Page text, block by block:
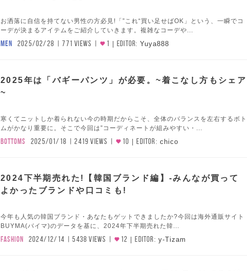
お洒落に自信を持てない男性の方必見!「”これ“買い足せばOK」という、一瞬でコ
ーデが決まるアイテムをご紹介していきます。複雑なコーデや...
MEN 2025/02/28 771 VIEWS 1 EDITOR: Yuya888
2025年は「バギーパンツ」が必要。~着こなし方もシェア
~
寒くてニットしか着られない今の時期だからこそ、全体のバランスを左右するボト
ムがかなり重要に。そこで今回は”コーディネートが組みやすい・...
BOTTOMS 2025/01/18 2419 VIEWS 10 EDITOR: chico
2024下半期売れた!【韓国ブランド編】-みんなが買って
よかったブランドや口コミも!
今年も人気の韓国ブランド・あなたもゲットできましたか?今回は海外通販サイト
BUYMA(バイマ)のデータを基に、2024年下半期売れた韓...
FASHION 2024/12/14 5438 VIEWS 12 EDITOR: y-Tizam